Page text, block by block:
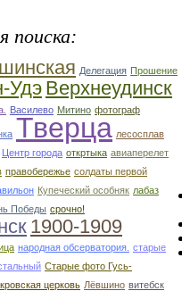
поиска:
Делегация Прошение
Удэ Верхнеудинск
Василево Митино фотограф
Тверца лесосплав
Центр города откртыка авиаперелет
правобережье солдаты первой
Купеческий особняк лабаз
Победы срочно!
1900-1909
народная обсерватория. старые
Старые фото Гусь-
церковь Лёвшино витебск